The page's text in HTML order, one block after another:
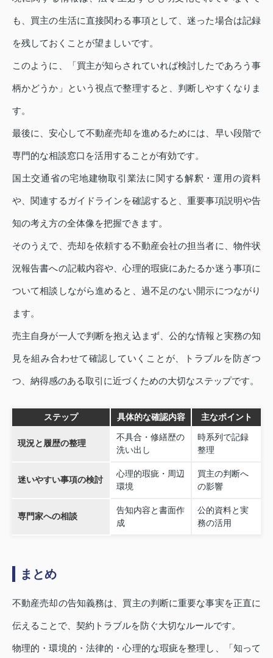
も、買主の生活に直接関わる事項として、迷った場合は記録
を残しておくことが望ましいです。
このように、「買主が知らされていれば検討したであろう事
柄かどうか」という視点で整理すると、判断しやすくなりま
す。
最後に、安心して不動産売却を進めるためには、早い段階で
専門的な相談窓口を活用することが有効です。
国土交通省の宅地建物取引業法に関する解釈・運用の資料
や、関連するガイドラインを確認すると、重要事項説明や告
知の考え方の全体像を把握できます。
そのうえで、売却を依頼する不動産会社の担当者に、物件状
況報告書への記載内容や、心理的瑕疵にあたるか迷う事項に
ついて相談しながら進めると、過不足のない開示につながり
ます。
売主自身が一人で判断を抱え込まず、公的な情報と実務の知
見を組み合わせて確認していくことが、トラブルを防ぎつ
つ、納得感のある取引に近づくための大切なステップです。
ステップ 具体的な確認内容 主なポイント
現況と履歴の整理
不具合・修繕歴の
洗い出し
時系列で記録
整理
迷いやすい事項の検討
心理的瑕疵・周辺
環境
買主の判断へ
の影響
専門家への相談
告知内容と書面作
成
公的資料と実
務の活用
まとめ
不動産売却の告知義務は、買主の判断に重要な事実を正直に
伝えることで、契約トラブルを防ぐ大切なルールです。
物理的・環境的・法律的・心理的な瑕疵を整理し、「知って